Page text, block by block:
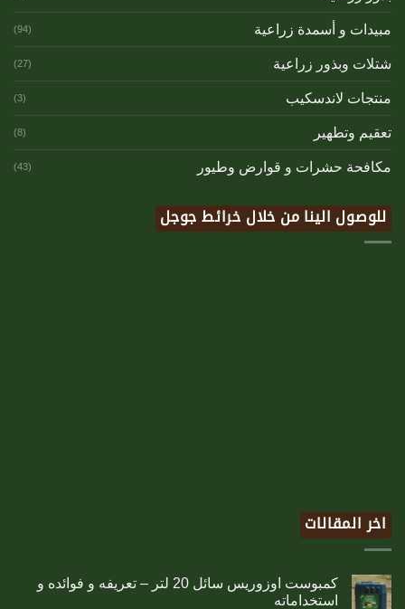
مبيدات و أسمدة زراعية (94)
شتلات وبذور زراعية (27)
منتجات لاندسكيب (3)
تعقيم وتطهير (8)
مكافحة حشرات و قوارض وطيور (43)
للوصول الينا من خلال خرائط جوجل
اخر المقالات
كمبوست اوزوريس سائل 20 لتر – تعريفه و فوائده و
استخداماته